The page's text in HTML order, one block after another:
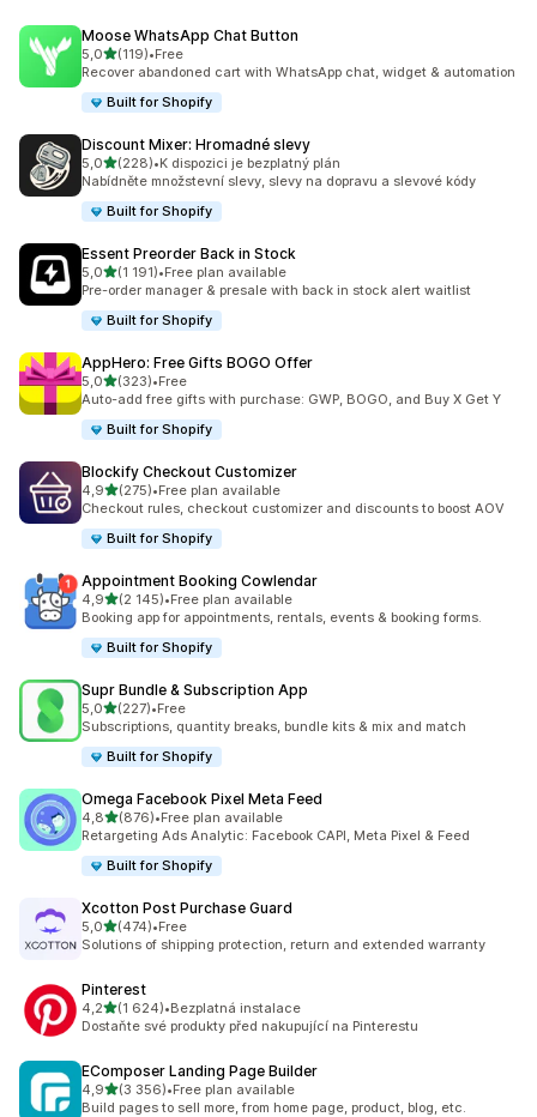
Moose WhatsApp Chat Button
5,0z 5 hvězd
(119)
Celkový počet recenzí: 119
•Free
Recover abandoned cart with WhatsApp chat, widget & automation
Built for Shopify
Discount Mixer: Hromadné slevy
5,0z 5 hvězd
(228)
Celkový počet recenzí: 228
•K dispozici je bezplatný plán
Nabídněte množstevní slevy, slevy na dopravu a slevové kódy
Built for Shopify
Essent Preorder Back in Stock
5,0z 5 hvězd
(1 191)
Celkový počet recenzí: 1191
•Free plan available
Pre-order manager & presale with back in stock alert waitlist
Built for Shopify
AppHero: Free Gifts BOGO Offer
5,0z 5 hvězd
(323)
Celkový počet recenzí: 323
•Free
Auto-add free gifts with purchase: GWP, BOGO, and Buy X Get Y
Built for Shopify
Blockify Checkout Customizer
4,9z 5 hvězd
(275)
Celkový počet recenzí: 275
•Free plan available
Checkout rules, checkout customizer and discounts to boost AOV
Built for Shopify
Appointment Booking Cowlendar
4,9z 5 hvězd
(2 145)
Celkový počet recenzí: 2145
•Free plan available
Booking app for appointments, rentals, events & booking forms.
Built for Shopify
Supr Bundle & Subscription App
5,0z 5 hvězd
(227)
Celkový počet recenzí: 227
•Free
Subscriptions, quantity breaks, bundle kits & mix and match
Built for Shopify
Omega Facebook Pixel Meta Feed
4,8z 5 hvězd
(876)
Celkový počet recenzí: 876
•Free plan available
Retargeting Ads Analytic: Facebook CAPI, Meta Pixel & Feed
Built for Shopify
Xcotton Post Purchase Guard
5,0z 5 hvězd
(474)
Celkový počet recenzí: 474
•Free
Solutions of shipping protection, return and extended warranty
Pinterest
4,2z 5 hvězd
(1 624)
Celkový počet recenzí: 1624
•Bezplatná instalace
Dostaňte své produkty před nakupující na Pinterestu
EComposer Landing Page Builder
4,9z 5 hvězd
(3 356)
Celkový počet recenzí: 3356
•Free plan available
Build pages to sell more, from home page, product, blog, etc.